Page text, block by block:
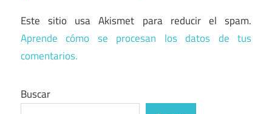
Este sitio usa Akismet para reducir el spam.
Aprende cómo se procesan los datos de tus
comentarios.
Buscar